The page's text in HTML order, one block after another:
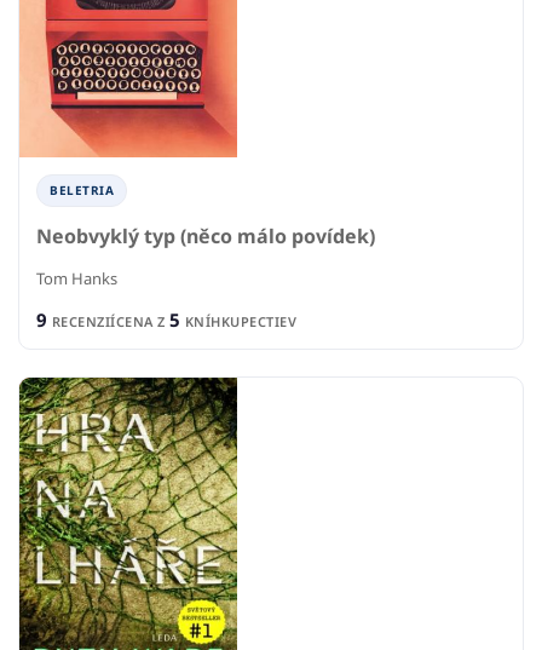
BELETRIA
Neobvyklý typ (něco málo povídek)
Tom Hanks
9 RECENZIÍCENA Z 5 KNÍHKUPECTIEV